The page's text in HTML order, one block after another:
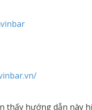
thấy hướng dẫn này